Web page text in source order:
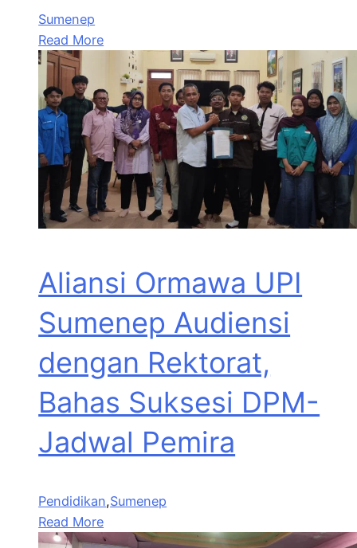
Sumenep
Read More
Aliansi Ormawa UPI
Sumenep Audiensi
dengan Rektorat,
Bahas Suksesi DPM-
Jadwal Pemira
Pendidikan,Sumenep
Read More